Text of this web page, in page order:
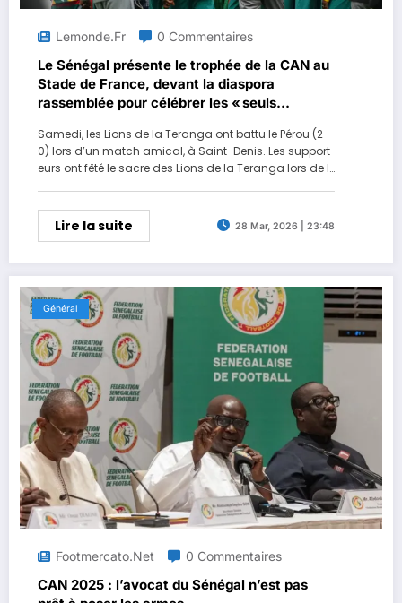
Lemonde.fr 0 Commentaires
Le Sénégal présente le trophée de la CAN au
Stade de France, devant la diaspora
rassemblée pour célébrer les « seuls
Samedi, les Lions de la Teranga ont battu le Pérou (2-
0) lors d’un match amical, à Saint-Denis. Les support
eurs ont fêté le sacre des Lions de la Teranga lors de l
Lire la suite 28 Mar, 2026 | 23:48
Général
Footmercato.net 0 Commentaires
CAN 2025 : l’avocat du Sénégal n’est pas